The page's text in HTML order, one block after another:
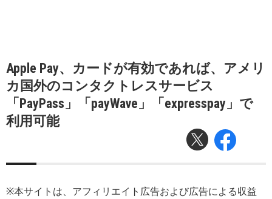
Apple Pay、カードが有効であれば、アメリ
カ国外のコンタクトレスサービス
「PayPass」「payWave」「expresspay」で
利用可能
※本サイトは、アフィリエイト広告および広告による収益